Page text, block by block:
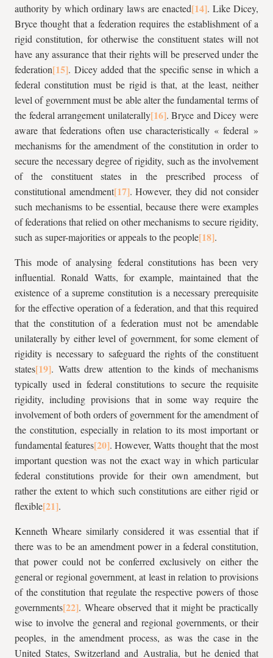
authority by which ordinary laws are enacted
. Like Dicey,
Bryce thought that a federation requires the establishment of a
rigid constitution, for otherwise the constituent states will not
have any assurance that their rights will be preserved under the
federation
. Dicey added that the specific sense in which a
federal constitution must be rigid is that, at the least, neither
level of government must be able alter the fundamental terms of
the federal arrangement unilaterally
. Bryce and Dicey were
aware that federations often use characteristically « federal »
mechanisms for the amendment of the constitution in order to
secure the necessary degree of rigidity, such as the involvement
of the constituent states in the prescribed process of
constitutional amendment
. However, they did not consider
such mechanisms to be essential, because there were examples
of federations that relied on other mechanisms to secure rigidity,
such as super-majorities or appeals to the people
.
This mode of analysing federal constitutions has been very
influential. Ronald Watts, for example, maintained that the
existence of a supreme constitution is a necessary prerequisite
for the effective operation of a federation, and that this required
that the constitution of a federation must not be amendable
unilaterally by either level of government, for some element of
rigidity is necessary to safeguard the rights of the constituent
states
. Watts drew attention to the kinds of mechanisms
typically used in federal constitutions to secure the requisite
rigidity, including provisions that in some way require the
involvement of both orders of government for the amendment of
the constitution, especially in relation to its most important or
fundamental features
. However, Watts thought that the most
important question was not the exact way in which particular
federal constitutions provide for their own amendment, but
rather the extent to which such constitutions are either rigid or
flexible
.
Kenneth Wheare similarly considered it was essential that if
there was to be an amendment power in a federal constitution,
that power could not be conferred exclusively on either the
general or regional government, at least in relation to provisions
of the constitution that regulate the respective powers of those
governments
. Wheare observed that it might be practically
wise to involve the general and regional governments, or their
peoples, in the amendment process, as was the case in the
United States, Switzerland and Australia, but he denied that